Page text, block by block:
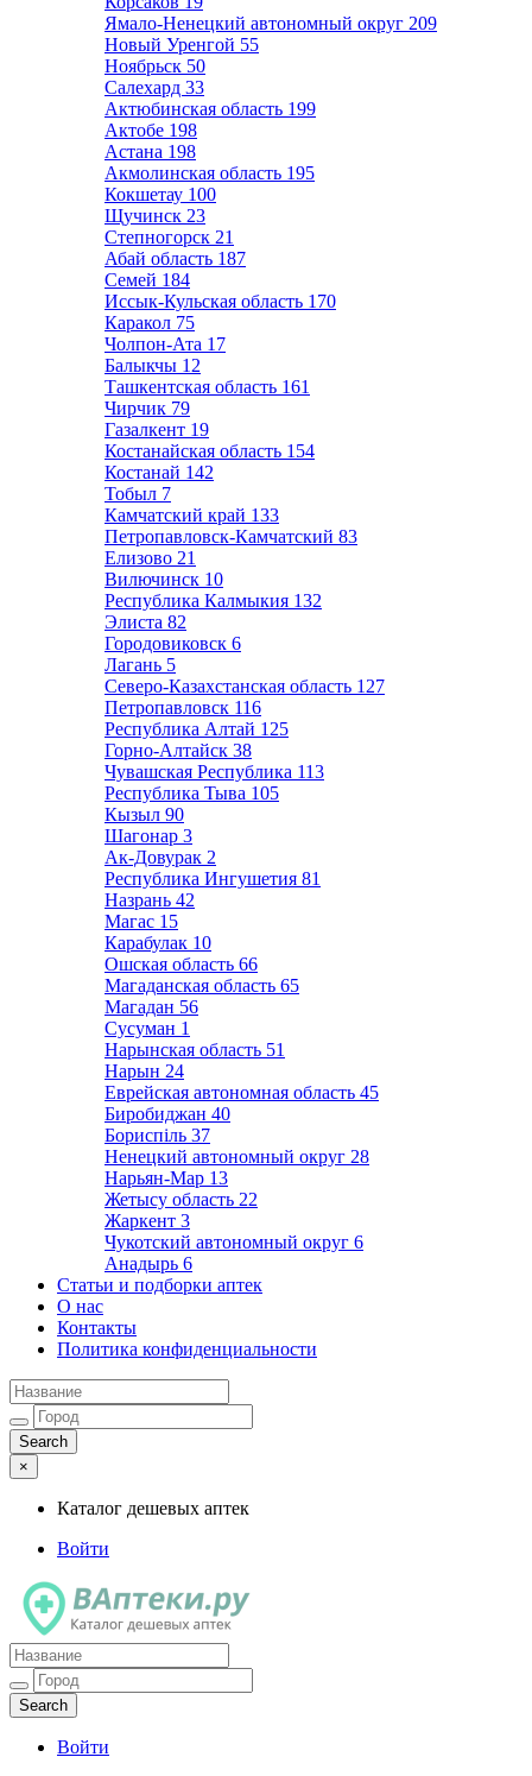
Ямало-Ненецкий автономный округ 209
Новый Уренгой 55
Ноябрьск 50
Салехард 33
Актюбинская область 199
Актобе 198
Астана 198
Акмолинская область 195
Кокшетау 100
Щучинск 23
Степногорск 21
Абай область 187
Семей 184
Иссык-Кульская область 170
Каракол 75
Чолпон-Ата 17
Балыкчы 12
Ташкентская область 161
Чирчик 79
Газалкент 19
Костанайская область 154
Костанай 142
Тобыл 7
Камчатский край 133
Петропавловск-Камчатский 83
Елизово 21
Вилючинск 10
Республика Калмыкия 132
Элиста 82
Городовиковск 6
Лагань 5
Северо-Казахстанская область 127
Петропавловск 116
Республика Алтай 125
Горно-Алтайск 38
Чувашская Республика 113
Республика Тыва 105
Кызыл 90
Шагонар 3
Ак-Довурак 2
Республика Ингушетия 81
Назрань 42
Магас 15
Карабулак 10
Ошская область 66
Магаданская область 65
Магадан 56
Сусуман 1
Нарынская область 51
Нарын 24
Еврейская автономная область 45
Биробиджан 40
Бориспіль 37
Ненецкий автономный округ 28
Нарьян-Мар 13
Жетысу область 22
Жаркент 3
Чукотский автономный округ 6
Анадырь 6
Статьи и подборки аптек
О нас
Контакты
Политика конфиденциальности
×
Каталог дешевых аптек
Войти
Каталог дешевых аптек
Войти